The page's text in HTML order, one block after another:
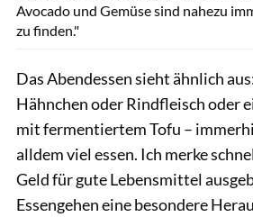
Avocado und Gemüse sind nahezu
zu finden."
Das Abendessen sieht ähnlich
Hähnchen oder Rindfleisch oder
mit fermentiertem Tofu –
alldem viel essen. Ich merke
Geld für gute Lebensmittel
Essengehen eine besondere